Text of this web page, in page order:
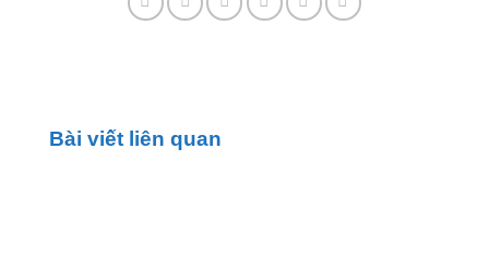
Bài viết liên quan